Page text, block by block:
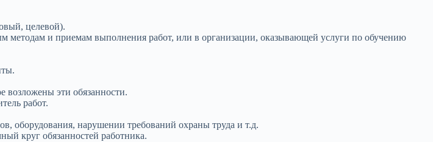
целевой).
методам и приемам выполнения работ, или в организации, оказывающей услуги по обучению
возложены эти обязанности.
работ.
оборудования, нарушении требований охраны труда и т.д.
круг обязанностей работника.